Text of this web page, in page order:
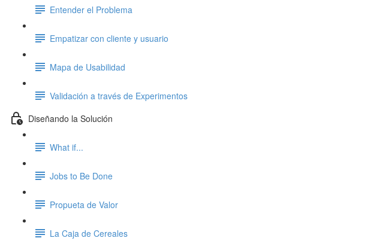
Entender el Problema
Empatizar con cliente y usuario
Mapa de Usabilidad
Validación a través de Experimentos
Diseñando la Solución
What if...
Jobs to Be Done
Propueta de Valor
La Caja de Cereales